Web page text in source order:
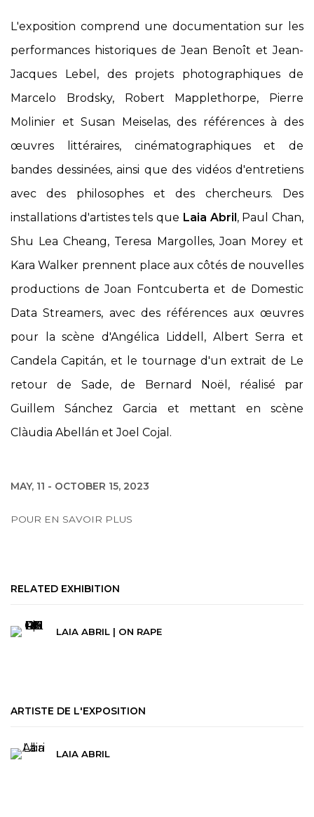
L'exposition comprend une documentation sur les
performances historiques de Jean Benoît et Jean-
Jacques Lebel, des projets photographiques de
Marcelo Brodsky, Robert Mapplethorpe, Pierre
Molinier et Susan Meiselas, des références à des
œuvres littéraires, cinématographiques et de
bandes dessinées, ainsi que des vidéos d'entretiens
avec des philosophes et des chercheurs. Des
installations d'artistes tels que Laia Abril, Paul Chan,
Shu Lea Cheang, Teresa Margolles, Joan Morey et
Kara Walker prennent place aux côtés de nouvelles
productions de Joan Fontcuberta et de Domestic
Data Streamers, avec des références aux œuvres
pour la scène d'Angélica Liddell, Albert Serra et
Candela Capitán, et le tournage d'un extrait de Le
retour de Sade, de Bernard Noël, réalisé par
Guillem Sánchez Garcia et mettant en scène
Clàudia Abellán et Joel Cojal.
MAY, 11 - OCTOBER 15, 2023
POUR EN SAVOIR PLUS
RELATED EXHIBITION
LAIA ABRIL | ON RAPE
ARTISTE DE L'EXPOSITION
LAIA ABRIL